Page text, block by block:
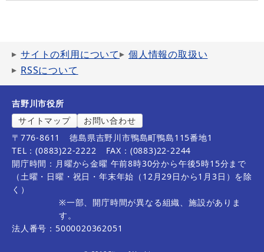
サイトの利用について
個人情報の取扱い
RSSについて
吉野川市役所
サイトマップ
お問い合わせ
〒776-8611
徳島県吉野川市鴨島町鴨島115番地1
TEL：(0883)22-2222
FAX：(0883)22-2244
開庁時間：月曜から金曜 午前8時30分から午後5時15分まで
（土曜・日曜・祝日・年末年始（12月29日から1月3日）を除
く）
※一部、開庁時間が異なる組織、施設がありま
す。
法人番号：5000020362051